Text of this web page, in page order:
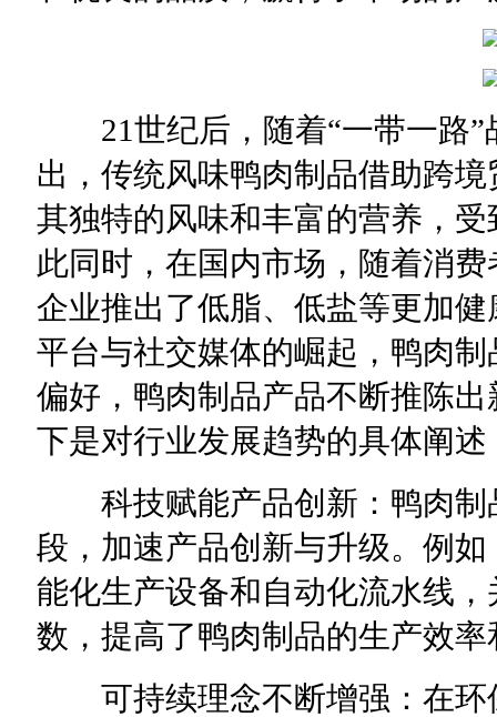
21世纪后，随着“一带一路”
出，传统风味鸭肉制品借助跨
其独特的风味和丰富的营养，
此同时，在国内市场，随着消
企业推出了低脂、低盐等更加
平台与社交媒体的崛起，鸭肉
偏好，鸭肉制品产品不断推陈
下是对行业发展趋势的具体阐述
科技赋能产品创新：鸭肉制
段，加速产品创新与升级。例
能化生产设备和自动化流水线
数，提高了鸭肉制品的生产效
可持续理念不断增强：在环